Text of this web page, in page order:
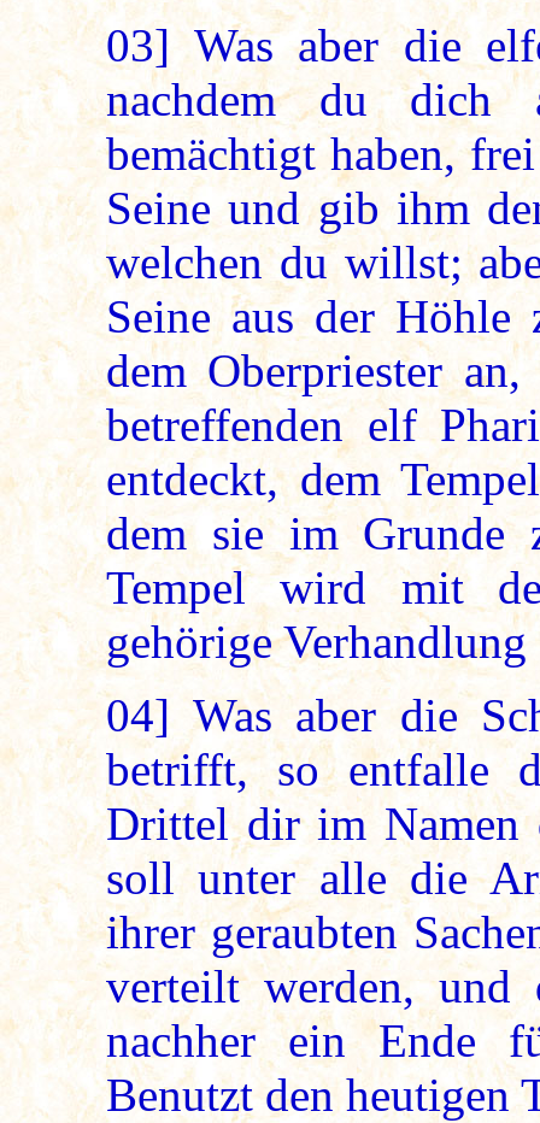
03] Was aber die
nachdem du dich
bemächtigt haben,
Seine und gib ihm
welchen du willst;
Seine aus der Höhle
dem Oberpriester
betreffenden elf
entdeckt, dem
dem sie im Grunde
Tempel wird mit
gehörige Verhandlung
04] Was aber die
betrifft, so entfalle
Drittel dir im Namen
soll unter alle die
ihrer geraubten
verteilt werden, und
nachher ein Ende
Benutzt den heutigen